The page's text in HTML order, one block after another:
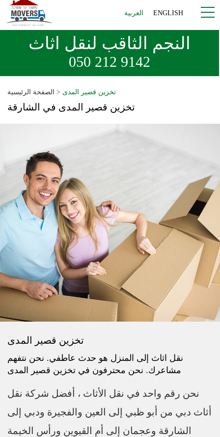
العربية ENGLISH
النجم الثاقب لنقل اثاث
050 212 9142
الصفحة الرئيسية > تخزين قصير المدى
تخزين قصير المدى في الشارقة
تخزين قصير المدى
نقل اثاث إلى المنزل هو حدث عاطفي. نحن نتفهم
مشاعرك. نحن محترفون في تخزين قصير المدى
نحن رقم واحد في نقل الأثاث ، أفضل شركة نقل
أثاث دبي من أبو ظبي إلى العين والفجيرة ودبي إلى
الشارقة وعجمان إلى أم القيوين ورأس الخيمة